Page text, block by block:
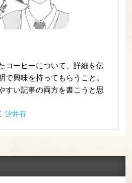
コーヒーについて、詳細を伝
で興味を持ってもらうこと。
すい記事の両方を書こうと思
汐井有